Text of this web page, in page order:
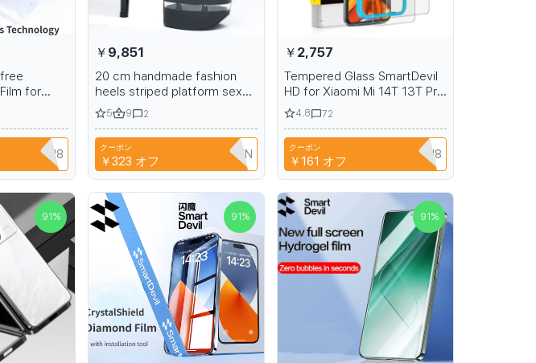
for
HD Clear
iPhone
Tool
￥9,851
20 cm handmade fashion
heels striped platform sexy
dancer shoes 8 inch Roman
high-heeled summer sandals
5 9 2
クーポン
￥323 オフ T9TRTFBTWTZN
￥2,757
Tempered Glass SmartDevil
HD for Xiaomi Mi 14T 13T Pro
glass for Xiaomi 12T screen
protector easy installation
4.8 72
クーポン
￥161 オフ CYPQ3XAVLEH8
91 % 91 % 91 %